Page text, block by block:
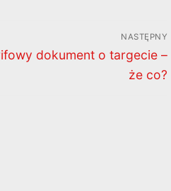
NASTĘPNY
dokument o targecie –
że co?